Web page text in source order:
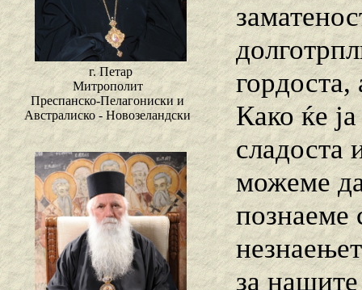
г. Петар
Митрополит
Преспанско-Пелагониски и
Австралиско - Новозеландски
Како ќе
сладоста
можеме
познаеме
за